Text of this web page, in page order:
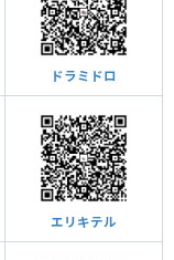
ドラミドロ
エリキテル